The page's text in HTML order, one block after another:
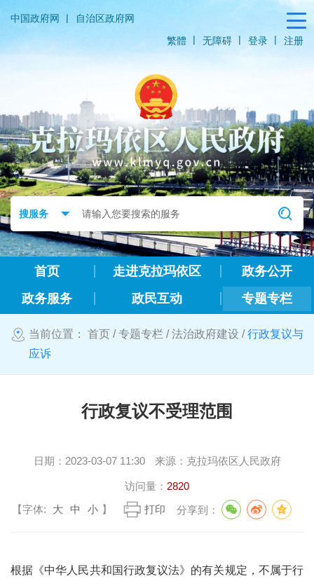
中国政府网 |
自治区政府网
繁體
| 无障碍 | 登录 | 注册
首页 走进克拉玛依区
政务公开
政务服务
政民互动 专题专栏
当前位置： 首页 /专题专栏 /法治政府建设 /行政复议与
应诉
行政复议不受理范围
日期： 2023-03-07 11:30 来源： 克拉玛依区人民政府
访问量： 2820
【字体:
大 中 小 】 打印 分享到：
根据《中华人民共和国行政复议法》的有关规定，不属于行